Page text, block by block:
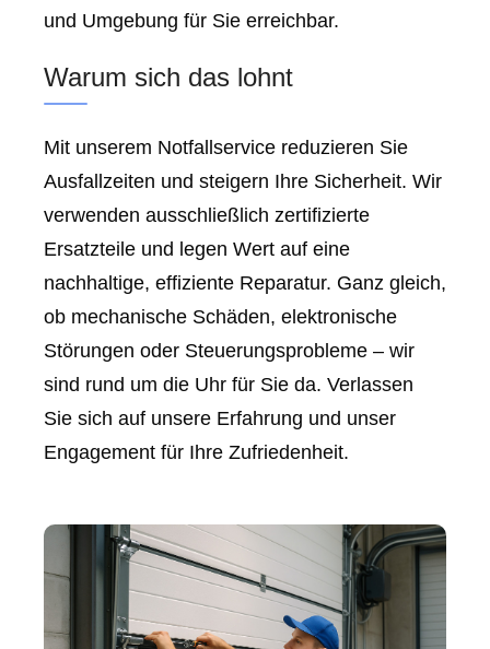
und Umgebung für Sie erreichbar.
Warum sich das lohnt
Mit unserem Notfallservice reduzieren Sie
Ausfallzeiten und steigern Ihre Sicherheit. Wir
verwenden ausschließlich zertifizierte
Ersatzteile und legen Wert auf eine
nachhaltige, effiziente Reparatur. Ganz gleich,
ob mechanische Schäden, elektronische
Störungen oder Steuerungsprobleme – wir
sind rund um die Uhr für Sie da. Verlassen
Sie sich auf unsere Erfahrung und unser
Engagement für Ihre Zufriedenheit.